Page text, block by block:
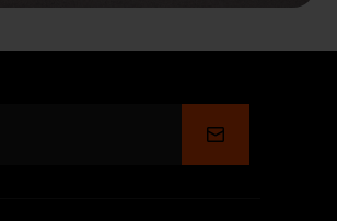
Küldés